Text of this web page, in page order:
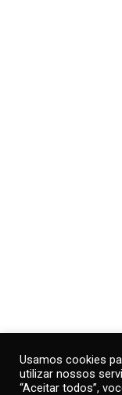
Usamos cookies
utilizar nossos
“Aceitar todos”,